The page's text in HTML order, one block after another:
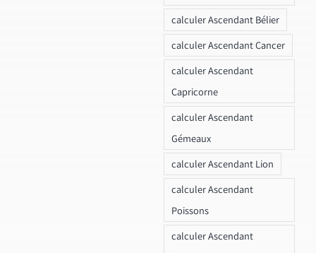
calculer Ascendant Bélier
calculer Ascendant Cancer
calculer Ascendant
Capricorne
calculer Ascendant
Gémeaux
calculer Ascendant Lion
calculer Ascendant
Poissons
calculer Ascendant